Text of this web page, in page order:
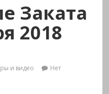
Заката
2018
и видео
Нет